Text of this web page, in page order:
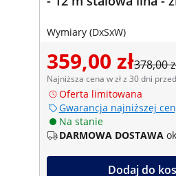
Wymiary (DxSxW)
359,00 zł378,00
Najniższa cena w zł z 30 dni
Oferta limitowana
Gwarancja najniższej
Na stanie
DARMOWA DOSTAWA
Dodaj do